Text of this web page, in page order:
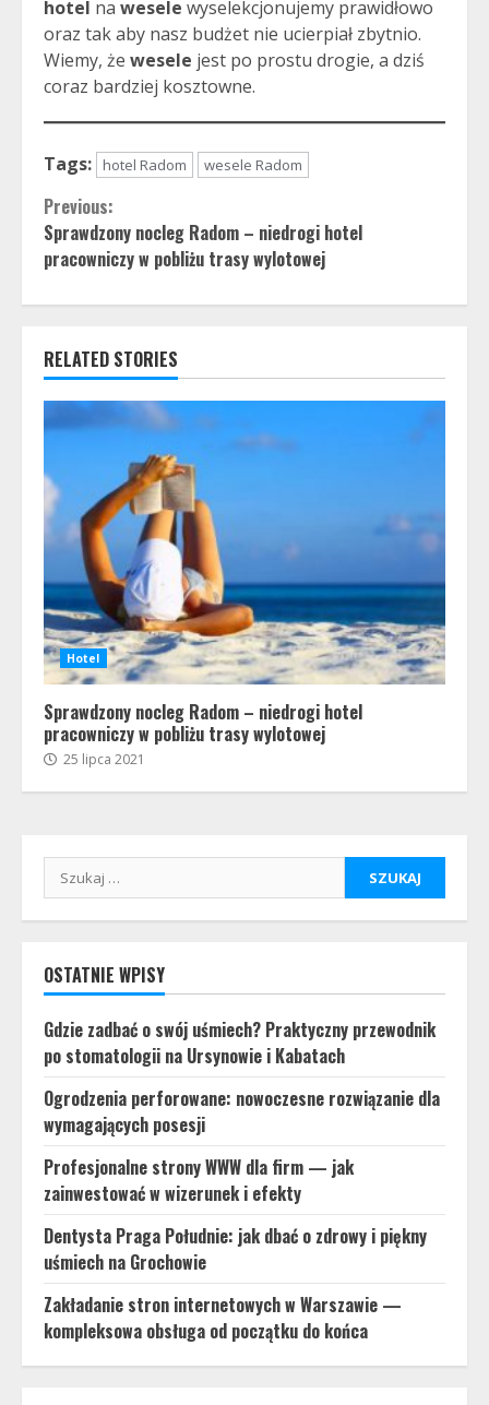
hotel na wesele wyselekcjonujemy prawidłowo
oraz tak aby nasz budżet nie ucierpiał zbytnio.
Wiemy, że wesele jest po prostu drogie, a dziś
coraz bardziej kosztowne.
Tags: hotel Radom wesele Radom
Continue
Reading
Previous:
Sprawdzony nocleg Radom – niedrogi hotel
pracowniczy w pobliżu trasy wylotowej
RELATED STORIES
Hotel
Sprawdzony nocleg Radom – niedrogi hotel
pracowniczy w pobliżu trasy wylotowej
25 lipca 2021
Szukaj:
OSTATNIE WPISY
Gdzie zadbać o swój uśmiech? Praktyczny przewodnik
po stomatologii na Ursynowie i Kabatach
Ogrodzenia perforowane: nowoczesne rozwiązanie dla
wymagających posesji
Profesjonalne strony WWW dla firm — jak
zainwestować w wizerunek i efekty
Dentysta Praga Południe: jak dbać o zdrowy i piękny
uśmiech na Grochowie
Zakładanie stron internetowych w Warszawie —
kompleksowa obsługa od początku do końca